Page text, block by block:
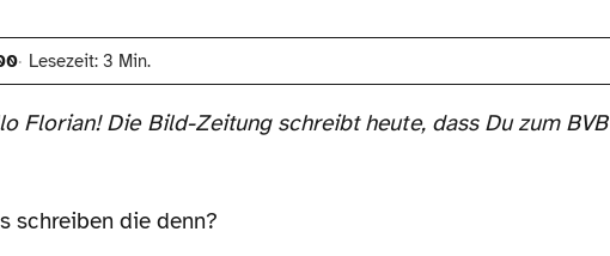
Lesezeit: 3 Min.
Florian! Die Bild-Zeitung schreibt heute, dass Du zum BVB
schreiben die denn?